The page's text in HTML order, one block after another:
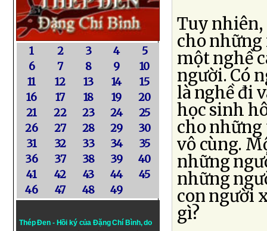
1 2 3 4
5
6
7 8 9
10
11
12 13 14
15
16
17 18 19
20
21
22 23 24
25
26
27 28 29
30
31
32 33 34
35
36
37 38 39
40
41
42 43 44
45
46
47 48 49
Thép Đen - Hồi ký của Đặng Chí Bình, do
Tuy nhiên,
cho những
một nghề
người. Có
là nghề đi
học sinh
cho những
vô cùng.
những
những
con người
gì?